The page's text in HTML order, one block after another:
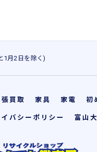
1月2日を除く)
張買取 家具 家電 初
イバシーポリシー 富山